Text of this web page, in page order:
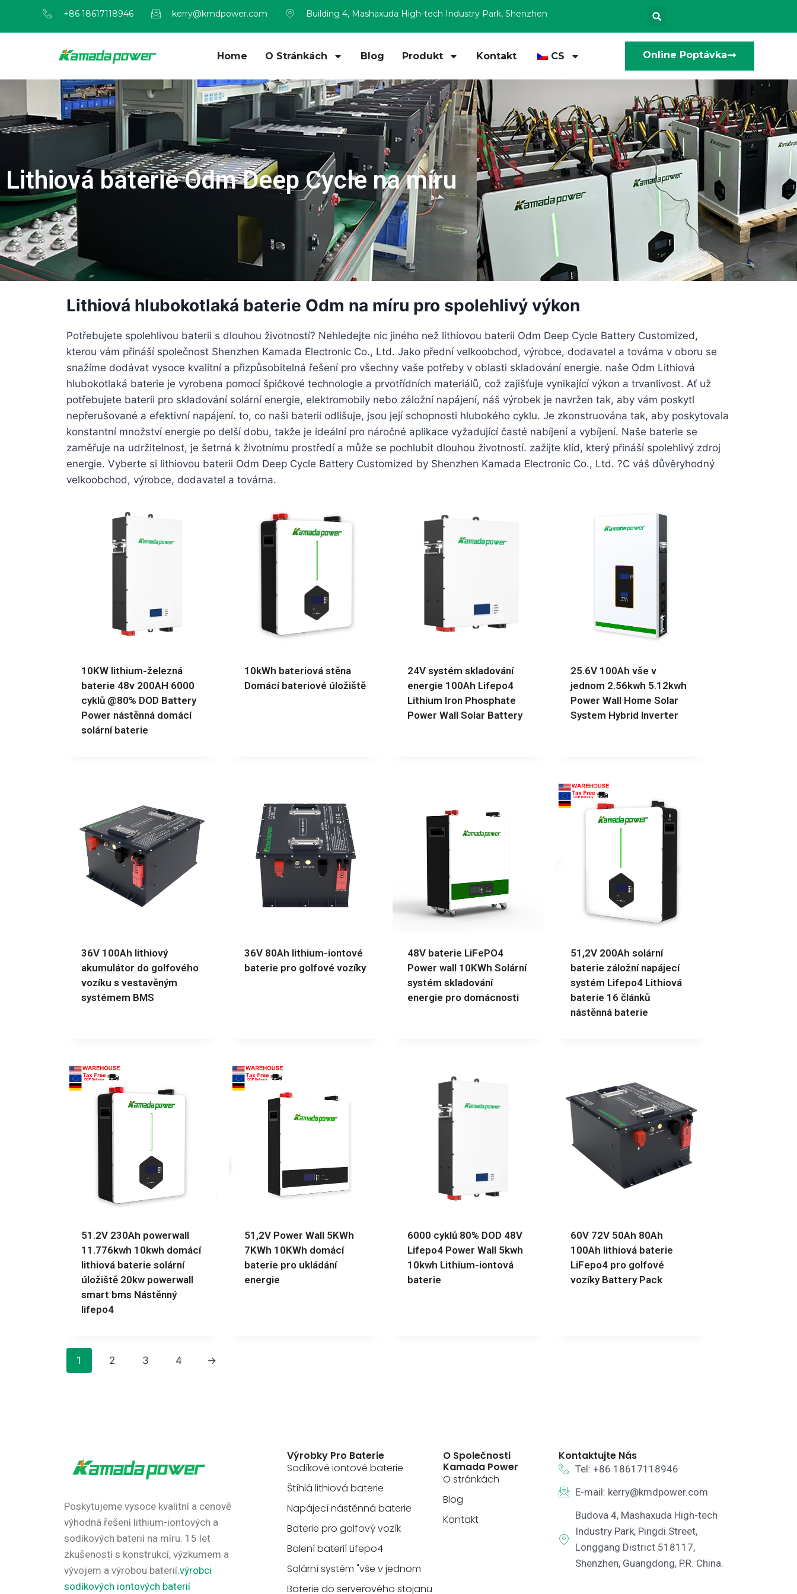
+86 18617118946 kerry@kmdpower.com Building 4, Mashaxuda High-tech Industry Park, Shenzhen
Home O Stránkách Blog Produkt Kontakt CS Online Poptávka
Lithiová baterie Odm Deep Cycle na míru
Lithiová hlubokotlaká baterie Odm na míru pro spolehlivý výkon
Potřebujete spolehlivou baterii s dlouhou životností? Nehledejte nic jiného než lithiovou baterii Odm Deep Cycle Battery Customized,
kterou vám přináší společnost Shenzhen Kamada Electronic Co., Ltd. Jako přední velkoobchod, výrobce, dodavatel a továrna v oboru se
snažíme dodávat vysoce kvalitní a přizpůsobitelná řešení pro všechny vaše potřeby v oblasti skladování energie. naše Odm Lithiová
hlubokotlaká baterie je vyrobena pomocí špičkové technologie a prvotřídních materiálů, což zajišťuje vynikající výkon a trvanlivost. Ať už
potřebujete baterii pro skladování solární energie, elektromobily nebo záložní napájení, náš výrobek je navržen tak, aby vám poskytl
nepřerušované a efektivní napájení. to, co naši baterii odlišuje, jsou její schopnosti hlubokého cyklu. Je zkonstruována tak, aby poskytovala
konstantní množství energie po delší dobu, takže je ideální pro náročné aplikace vyžadující časté nabíjení a vybíjení. Naše baterie se
zaměřuje na udržitelnost, je šetrná k životnímu prostředí a může se pochlubit dlouhou životností. zažijte klid, který přináší spolehlivý zdroj
energie. Vyberte si lithiovou baterii Odm Deep Cycle Battery Customized by Shenzhen Kamada Electronic Co., Ltd. ?C váš důvěryhodný
velkoobchod, výrobce, dodavatel a továrna.
10KW lithium-železná
baterie 48v 200AH 6000
cyklů @80% DOD Battery
Power nástěnná domácí
solární baterie
10kWh bateriová stěna
Domácí bateriové úložiště
24V systém skladování
energie 100Ah Lifepo4
Lithium Iron Phosphate
Power Wall Solar Battery
25.6V 100Ah vše v
jednom 2.56kwh 5.12kwh
Power Wall Home Solar
System Hybrid Inverter
36V 100Ah lithiový
akumulátor do golfového
vozíku s vestavěným
systémem BMS
36V 80Ah lithium-iontové
baterie pro golfové vozíky
48V baterie LiFePO4
Power wall 10KWh Solární
systém skladování
energie pro domácnosti
51,2V 200Ah solární
baterie záložní napájecí
systém Lifepo4 Lithiová
baterie 16 článků
nástěnná baterie
51.2V 230Ah powerwall
11.776kwh 10kwh domácí
lithiová baterie solární
úložiště 20kw powerwall
smart bms Nástěnný
lifepo4
51,2V Power Wall 5KWh
7KWh 10KWh domácí
baterie pro ukládání
energie
6000 cyklů 80% DOD 48V
Lifepo4 Power Wall 5kwh
10kwh Lithium-iontová
baterie
60V 72V 50Ah 80Ah
100Ah lithiová baterie
LiFepo4 pro golfové
vozíky Battery Pack
1 2 3 4 →
Poskytujeme vysoce kvalitní a cenově
výhodná řešení lithium-iontových a
sodíkových baterií na míru. 15 let
zkušeností s konstrukcí, výzkumem a
vývojem a výrobou baterií.výrobci
sodíkových iontových baterií
Výrobky Pro Baterie
Sodíkové iontové baterie
Štíhlá lithiová baterie
Napájecí nástěnná baterie
Baterie pro golfový vozík
Balení baterií Lifepo4
Solární systém "vše v jednom
Baterie do serverového stojanu
O Společnosti
Kamada Power
O stránkách
Blog
Kontakt
Kontaktujte Nás
Tel: +86 18617118946
E-mail: kerry@kmdpower.com
Budova 4, Mashaxuda High-tech
Industry Park, Pingdi Street,
Longgang District 518117,
Shenzhen, Guangdong, P.R. China.